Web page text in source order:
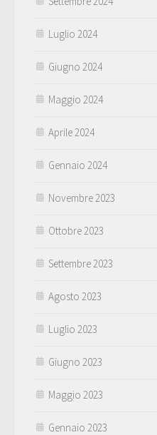
Luglio 2024
Giugno 2024
Maggio 2024
Aprile 2024
Gennaio 2024
Novembre 2023
Ottobre 2023
Settembre 2023
Agosto 2023
Luglio 2023
Giugno 2023
Maggio 2023
Gennaio 2023